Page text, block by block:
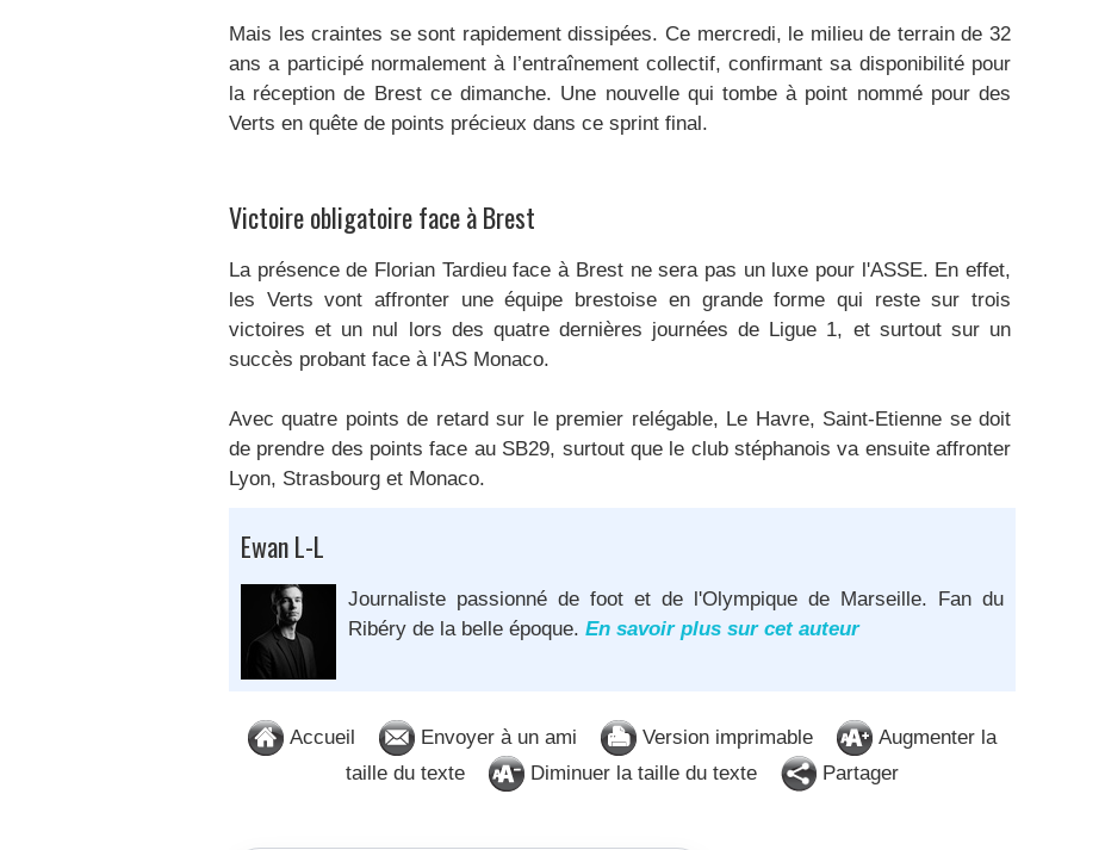
Mais les craintes se sont rapidement dissipées. Ce mercredi, le milieu de terrain de 32
ans a participé normalement à l’entraînement collectif, confirmant sa disponibilité pour
la réception de Brest ce dimanche. Une nouvelle qui tombe à point nommé pour des
Verts en quête de points précieux dans ce sprint final.
Victoire obligatoire face à Brest
La présence de Florian Tardieu face à Brest ne sera pas un luxe pour l'ASSE. En effet,
les Verts vont affronter une équipe brestoise en grande forme qui reste sur trois
victoires et un nul lors des quatre dernières journées de Ligue 1, et surtout sur un
succès probant face à l'AS Monaco.
Avec quatre points de retard sur le premier relégable, Le Havre, Saint-Etienne se doit
de prendre des points face au SB29, surtout que le club stéphanois va ensuite affronter
Lyon, Strasbourg et Monaco.
Ewan L-L
Journaliste passionné de foot et de l'Olympique de Marseille. Fan du
Ribéry de la belle époque. En savoir plus sur cet auteur
Accueil Envoyer à un ami Version imprimable
Augmenter la
taille du texte
Diminuer la taille du texte Partager